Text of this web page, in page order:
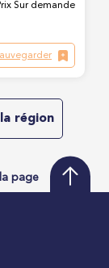
Sur demande
région
page